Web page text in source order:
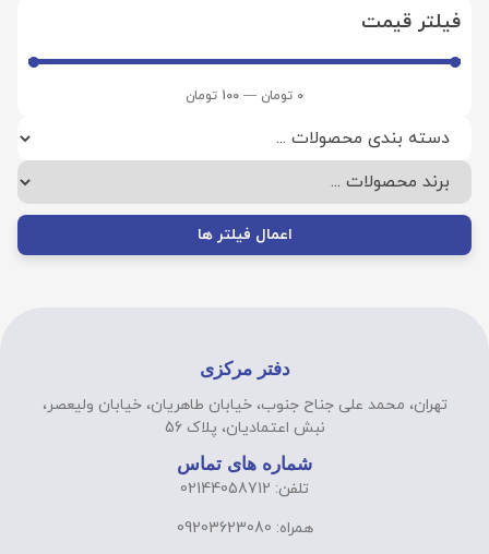
فیلتر قیمت
0 تومان —
100 تومان
اعمال فیلتر ها
دفتر مرکزی
تهران، محمد علی جناح جنوب، خیابان طاهریان، خیابان ولیعصر،
نبش اعتمادیان، پلاک 56
شماره های تماس
تلفن: 02144058712
همراه: 09203623080